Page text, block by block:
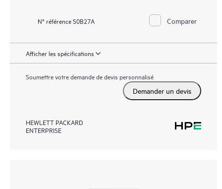
N° référence S0B27A Comparer
Afficher les spécifications
Soumettre votre demande de devis personnalisé
Demander un devis
HEWLETT PACKARD
ENTERPRISE